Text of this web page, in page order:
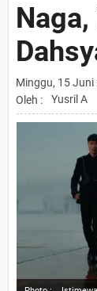
Minggu, 15 Juni
Oleh :
Yusril A